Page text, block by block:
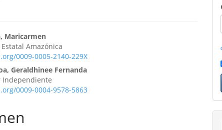
Maricarmen
Amazónica
0009-0005-2140-229X
Geraldhinee Fernanda
Independiente
0009-0004-9578-5863